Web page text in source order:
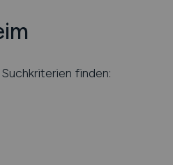
finden: